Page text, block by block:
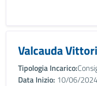
Valcauda
Tipologia Incarico:
Data Inizio: 10/06/